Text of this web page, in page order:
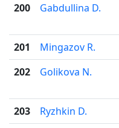
200
Gabdullina D.
201
Mingazov R.
202
Golikova N.
203
Ryzhkin D.